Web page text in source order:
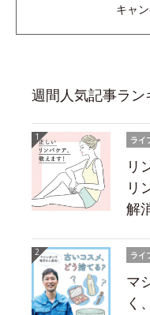
キャ
週間人気記事ラン
ライ
リ
リ
解
ライ
マ
く